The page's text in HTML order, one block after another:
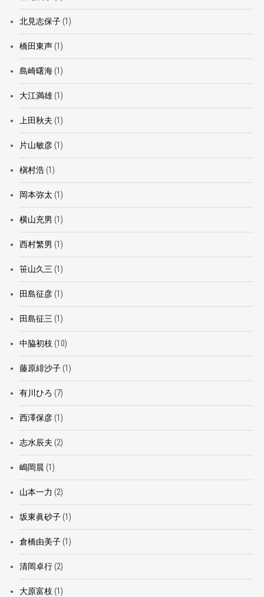
北見志保子(1)
橋田東声(1)
島崎曙海(1)
大江満雄(1)
上田秋夫 (1)
片山敏彦(1)
槇村浩(1)
岡本弥太 (1)
横山充男 (1)
西村繁男 (1)
笹山久三 (1)
田島征彦(1)
田島征三 (1)
中脇初枝 (10)
藤原緋沙子(1)
有川ひろ (7)
西澤保彦(1)
志水辰夫 (2)
嶋岡晨 (1)
山本一力 (2)
坂東眞砂子(1)
倉橋由美子(1)
清岡卓行(2)
大原富枝 (1)